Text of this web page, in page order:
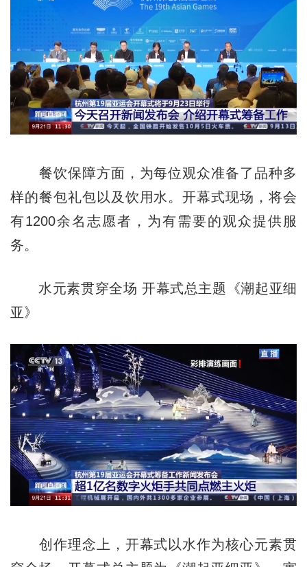
餐饮保障方面，为每位观众准备了品种多
样的餐包礼包以及饮用水。开幕式现场，将会
有1200余名志愿者，为有需要的观众提供服
务。
水元素贯穿全场 开幕式总主题《潮起亚细
亚》
创作理念上，开幕式以水作为核心元素贯